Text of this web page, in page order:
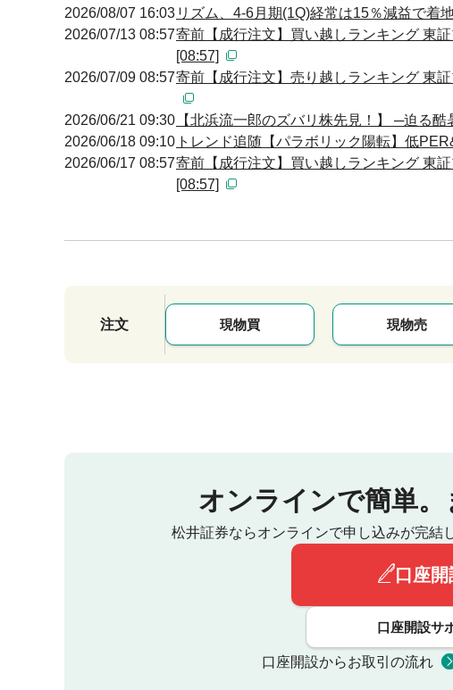
2026/08/07 16:03 リズム、4-6月期(1Q)経常は15％減益で着
2026/07/13 08:57寄前【成行注文】買い越しランキング 東
[08:57]
2026/07/09 08:57寄前【成行注文】売り越しランキング 東
2026/06/21 09:30 【北浜流一郎のズバリ株先見！】 ─迫る
2026/06/18 09:10 トレンド追随【パラボリック陽転】低
2026/06/17 08:57寄前【成行注文】買い越しランキング 東
[08:57]
注文 現物買 現物売
オンラインで簡単。
松井証券ならオンラインで申し込みが完結
口座開
口座開設サ
口座開設からお取引の流れ